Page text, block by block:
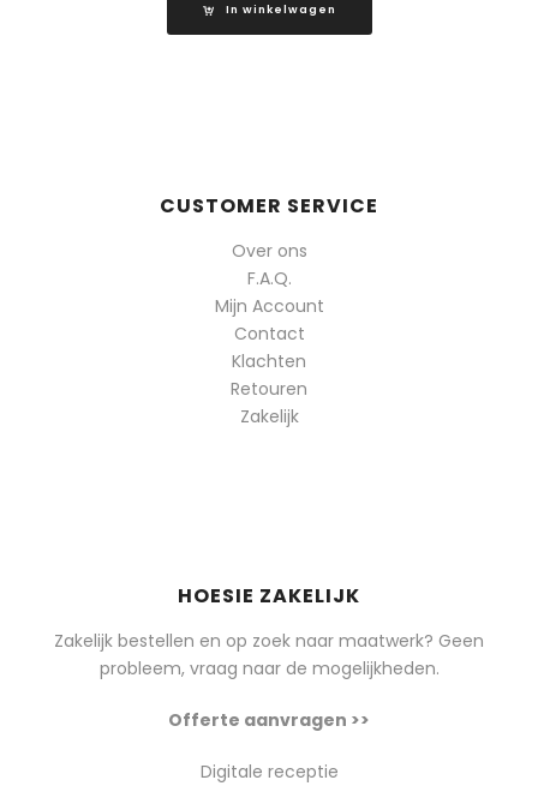
In winkelwagen
CUSTOMER SERVICE
Over ons
F.A.Q.
Mijn Account
Contact
Klachten
Retouren
Zakelijk
HOESIE ZAKELIJK
Zakelijk bestellen en op zoek naar maatwerk? Geen
probleem, vraag naar de mogelijkheden.
Offerte aanvragen >>
Digitale receptie